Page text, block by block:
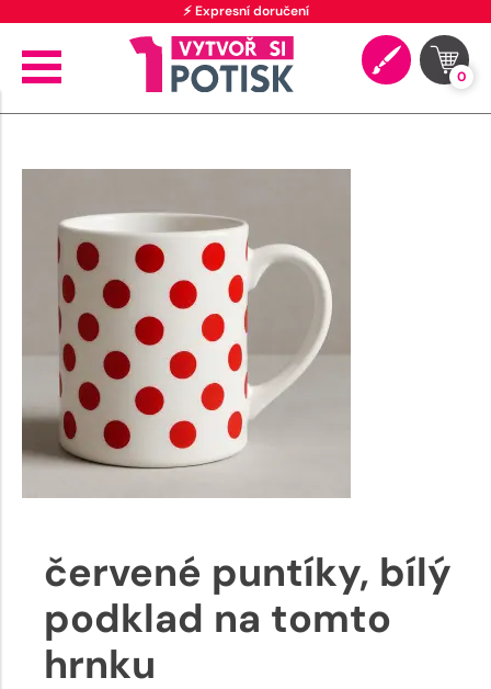
⚡ Expresní doručení
0
červené puntíky, bílý
podklad na tomto
hrnku